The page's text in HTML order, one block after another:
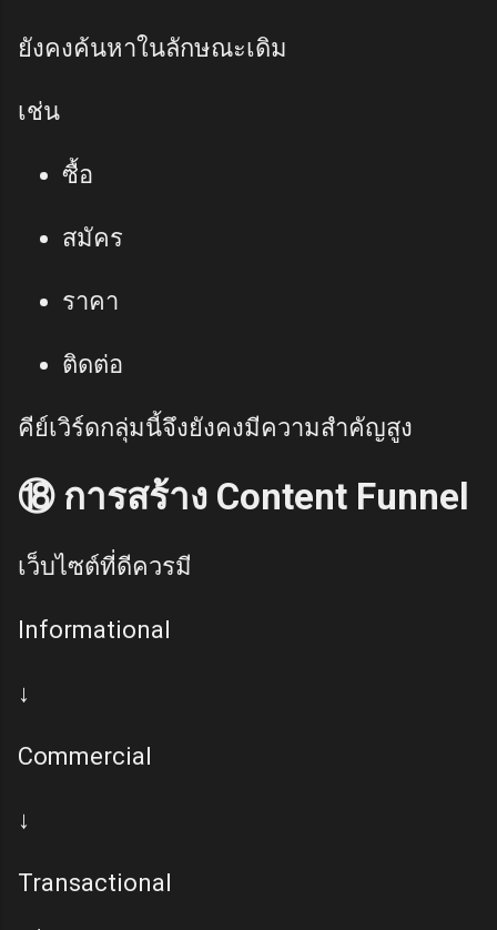
ยังคงค้นหาในลักษณะเดิม
เช่น
ซื้อ
สมัคร
ราคา
ติดต่อ
คีย์เวิร์ดกลุ่มนี้จึงยังคงมีความสำคัญสูง
⑱ การสร้าง Content Funnel
เว็บไซต์ที่ดีควรมี
Informational
↓
Commercial
↓
Transactional